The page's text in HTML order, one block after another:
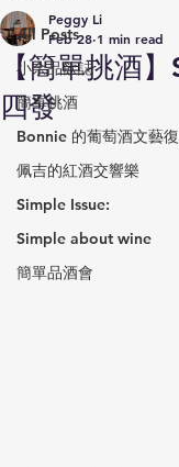
All Posts
小余品飲誌
簡單挑酒
Bonnie 的葡萄酒文藝
佩吉的紅酒交響樂
Simple Issue:
Simple about wine
簡單品酒會
【簡單挑酒
四發
Peggy Li
Feb 28 1 min read